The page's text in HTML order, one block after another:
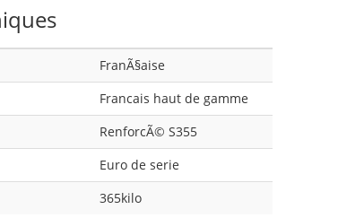
FranÃ§aise
Francais haut de gamme
RenforcÃ© S355
Euro de serie
365kilo